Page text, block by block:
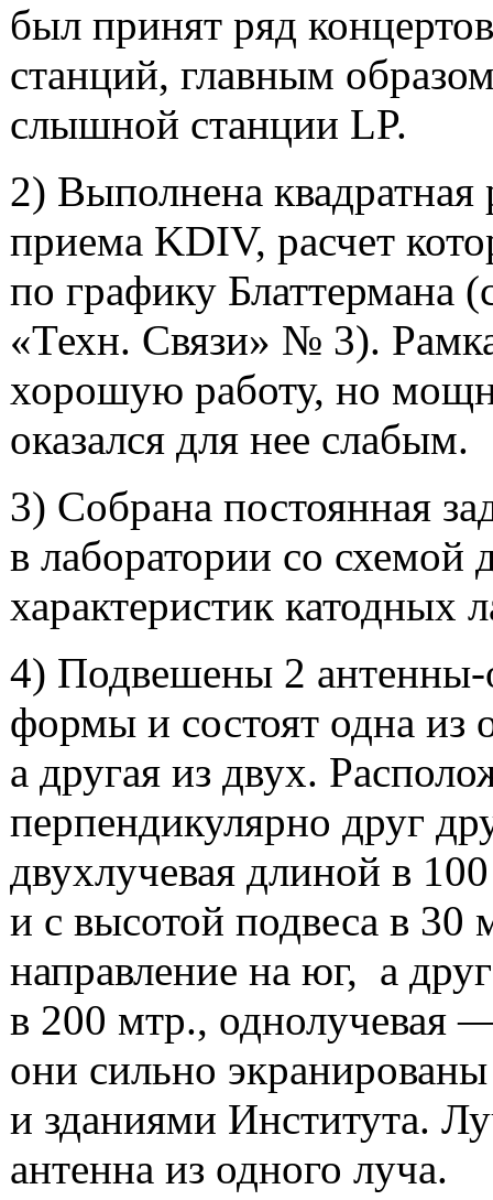
был принят ряд
станций, главным
слышной станции LP.
2) Выполнена квадратная
приема KDIV, расчет
по графику Блаттермана
«Техн. Связи» № 3).
хорошую работу, но
оказался для нее слабым.
3) Собрана постоянная
в лаборатории со схемой
характеристик катодных
4) Подвешены 2 антенны-
формы и состоят одна из
а другая из двух.
перпендикулярно друг
двухлучевая длиной в
и с высотой подвеса в 30
направление на юг, а
в 200 мтр., однолучевая
они сильно
и зданиями Института.
антенна из одного луча.